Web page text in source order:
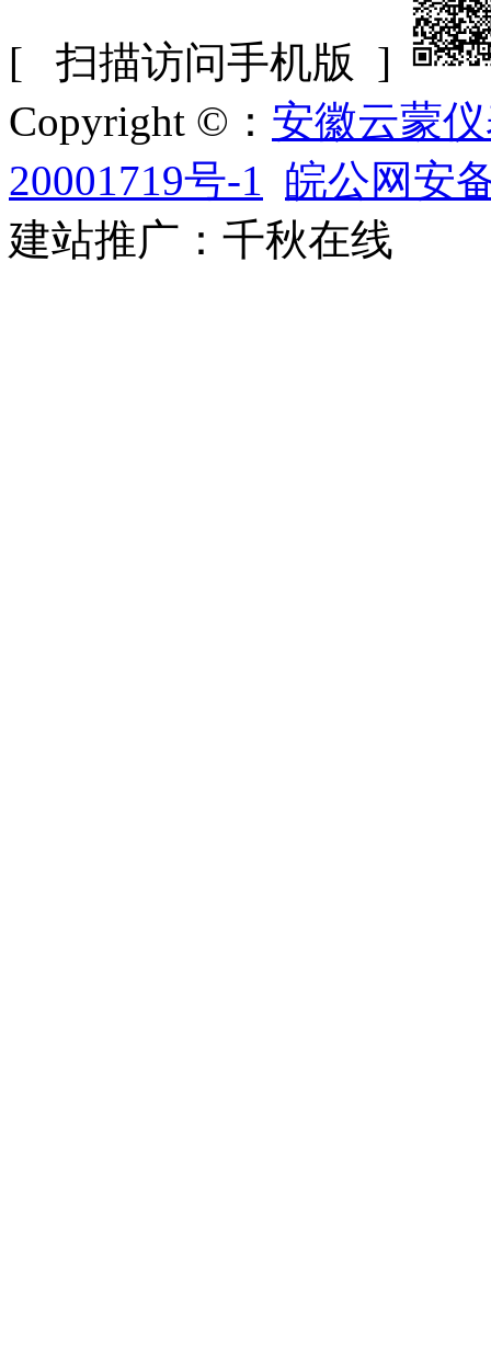
[ 扫描访问手机版 ]
Copyright ©： 安徽云蒙
20001719号-1 皖公网安
建站推广：千秋在线